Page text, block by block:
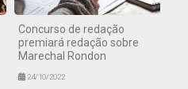
Concurso de redação
premiará redação sobre
Marechal Rondon
24/10/2022